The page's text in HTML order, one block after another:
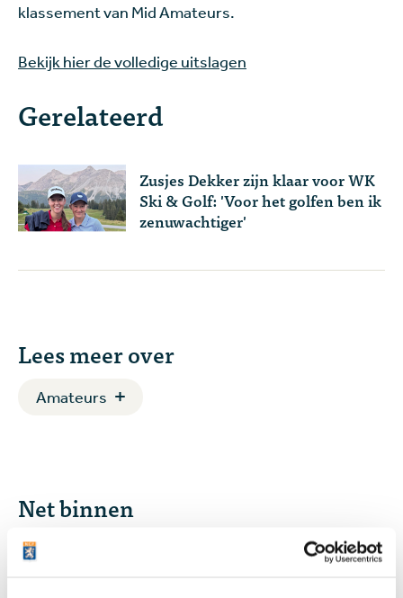
klassement van Mid Amateurs.
Bekijk hier de volledige uitslagen
Gerelateerd
Zusjes Dekker zijn klaar voor WK
Ski & Golf: 'Voor het golfen ben ik
zenuwachtiger'
Lees meer over
Amateurs
Net binnen
11:23
Plots goed nieuws voor LIV Golf: de spelers